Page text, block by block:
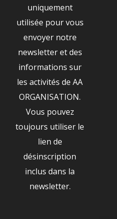
uniquement
utilisée pour vous
envoyer notre
newsletter et des
informations sur
les activités de AA
ORGANISATION.
Vous pouvez
toujours utiliser le
lien de
désinscription
inclus dans la
newsletter.